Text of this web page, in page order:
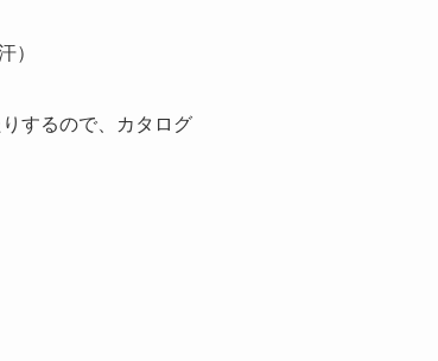
）
するので、カタログ